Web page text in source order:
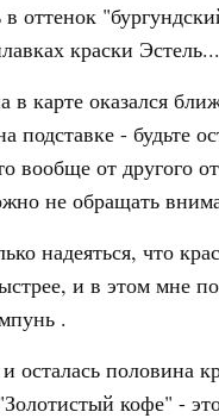
в оттенок
краски Эстель...
в карте оказался
подставке - будьте
вообще от другого
не обращать
надеяться, что
и в этом мне
.
осталась половина
кофе" -